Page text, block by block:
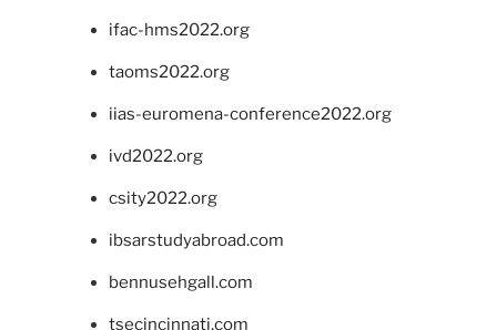
ifac-hms2022.org
taoms2022.org
iias-euromena-conference2022.org
ivd2022.org
csity2022.org
ibsarstudyabroad.com
bennusehgall.com
tsecincinnati.com